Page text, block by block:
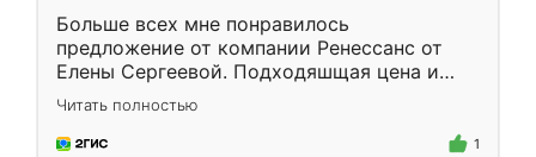
Больше всех мне понравилось
предложение от компании Ренессанс от
Елены Сергеевой. Подходяшщая цена и
короткие сроки изготовления. Приехавший
для замера сотрудник Владислав
предложил по моему эскизу самый
Читать полностью
1